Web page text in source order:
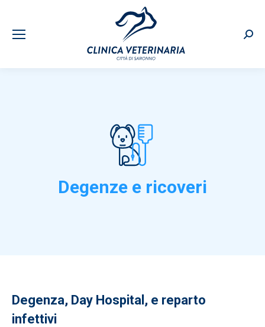
Degenze e ricoveri
Degenza, Day Hospital, e reparto
infettivi